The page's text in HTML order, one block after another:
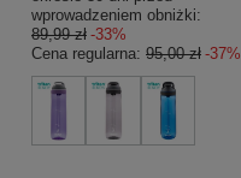
wprowadzeniem obniżki:
89,99 zł -33%
Cena regularna: 95,00 zł -37%